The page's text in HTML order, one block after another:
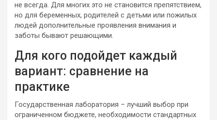
не всегда. Для многих это не становится препятствием,
но для беременных, родителей с детьми или пожилых
людей дополнительные проявления внимания и
заботы бывают решающими.
Для кого подойдет каждый
вариант: сравнение на
практике
Государственная лаборатория – лучший выбор при
ограниченном бюджете, необходимости стандартных